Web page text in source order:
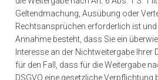
Geltendmachung, Ausübung oder
Rechtsansprüchen erforderlich ist und
Annahme besteht, dass Sie ein
Interesse an der Nichtweitergabe Ihrer
für den Fall, dass für die Weitergabe
DSGVO eine gesetzliche Verpflichtung